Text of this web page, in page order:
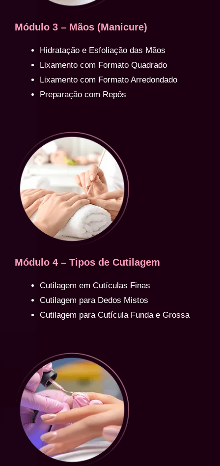
Módulo 3 – Mãos (Manicure)
Hidratação e Esfoliação das Mãos
Lixamento com Formato Quadrado
Lixamento com Formato Arredondado
Preparação com Repôs
Módulo 4 – Tipos de Cutilagem
Cutilagem em Cutículas Finas
Cutilagem para Dedos Mistos
Cutilagem para Cutícula Funda e Grossa